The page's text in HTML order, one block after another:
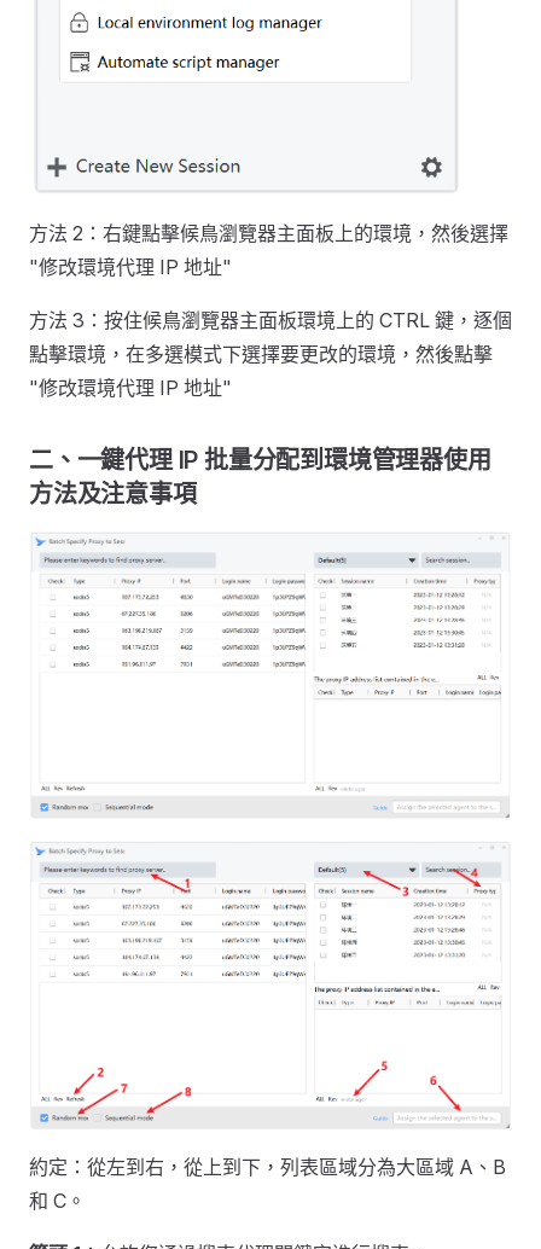
方法 2：右鍵點擊候鳥瀏覽器主面板上的環境，然後選擇
"修改環境代理 IP 地址"
方法 3：按住候鳥瀏覽器主面板環境上的 CTRL 鍵，逐個
點擊環境，在多選模式下選擇要更改的環境，然後點擊
"修改環境代理 IP 地址"
二、一鍵代理 IP 批量分配到環境管理器使用
方法及注意事項
約定：從左到右，從上到下，列表區域分為大區域 A、B
和 C。